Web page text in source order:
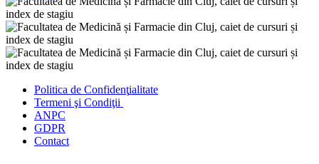
Politica de Confidenţialitate
Termeni şi Condiţii
ANPC
GDPR
Contact